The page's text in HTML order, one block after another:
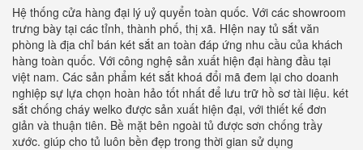
Hệ thống cửa hàng đại lý uỷ quyển toàn quốc. Với các showroom
trưng bày tại các tỉnh, thành phố, thị xã. HIện nay tủ sắt văn
phòng là địa chỉ bán két sắt an toàn đáp ứng nhu cầu của khách
hàng toàn quốc. Với công nghệ sản xuất hiện đại hàng đầu tại
việt nam. Các sản phẩm két sắt khoá đổi mã đem lại cho doanh
nghiệp sự lựa chọn hoàn hảo tốt nhất để lưu trữ hồ sơ tài liệu. két
sắt chống cháy welko được sản xuất hiện đại, với thiết kế đơn
giản và thuận tiên. Bề mặt bên ngoài tủ được sơn chống trầy
xước. giúp cho tủ luôn bền đẹp trong thời gian sử dụng